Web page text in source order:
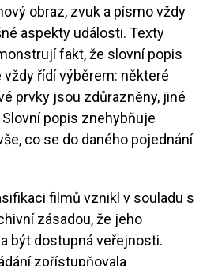
obraz, zvuk a písmo vždy
aspekty události. Texty
fakt, že slovní popis
vždy řídí výběrem: některé
prvky jsou zdůrazněny, jiné
popis znehybňuje
co se do daného pojednání
filmů vznikl v souladu s
zásadou, že jeho
být dostupná veřejnosti.
zpřístupňovala